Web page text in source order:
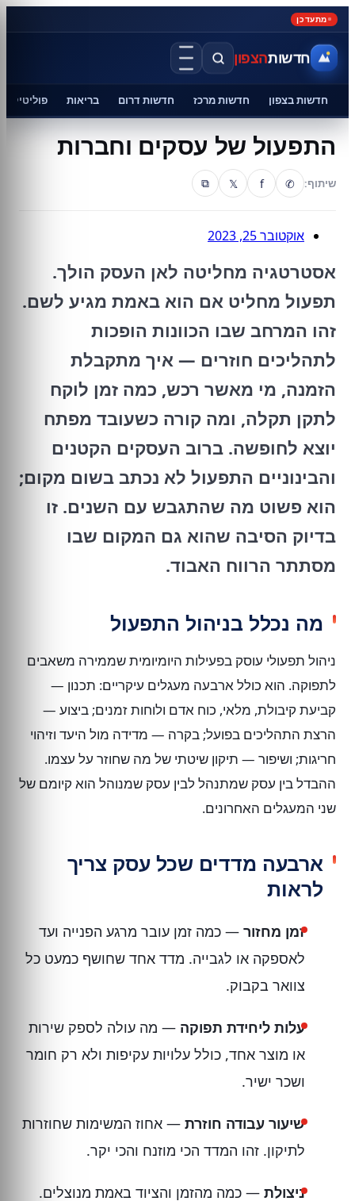
מתעדכן
חדשותהצפון
חדשות בצפון חדשות מרכז חדשות דרום בריאות פוליטיקה
התפעול של עסקים וחברות
שיתוף: ✆
f
𝕏
⧉
אוקטובר 25, 2023
אסטרטגיה מחליטה לאן העסק הולך.
תפעול מחליט אם הוא באמת מגיע לשם.
זהו המרחב שבו הכוונות הופכות
לתהליכים חוזרים — איך מתקבלת
הזמנה, מי מאשר רכש, כמה זמן לוקח
לתקן תקלה, ומה קורה כשעובד מפתח
יוצא לחופשה. ברוב העסקים הקטנים
והבינוניים התפעול לא נכתב בשום מקום;
הוא פשוט מה שהתגבש עם השנים. זו
בדיוק הסיבה שהוא גם המקום שבו
מסתתר הרווח האבוד.
מה נכלל בניהול התפעול
ניהול תפעולי עוסק בפעילות היומיומית שממירה משאבים
לתפוקה. הוא כולל ארבעה מעגלים עיקריים: תכנון —
קביעת קיבולת, מלאי, כוח אדם ולוחות זמנים; ביצוע —
הרצת התהליכים בפועל; בקרה — מדידה מול היעד וזיהוי
חריגות; ושיפור — תיקון שיטתי של מה שחוזר על עצמו.
ההבדל בין עסק שמתנהל לבין עסק שמנוהל הוא קיומם של
שני המעגלים האחרונים.
ארבעה מדדים שכל עסק צריך
לראות
זמן מחזור — כמה זמן עובר מרגע הפנייה ועד
לאספקה או לגבייה. מדד אחד שחושף כמעט כל
צוואר בקבוק.
עלות ליחידת תפוקה — מה עולה לספק שירות
או מוצר אחד, כולל עלויות עקיפות ולא רק חומר
ושכר ישיר.
שיעור עבודה חוזרת — אחוז המשימות שחוזרות
לתיקון. זהו המדד הכי מוזנח והכי יקר.
ניצולת — כמה מהזמן והציוד באמת מנוצלים.